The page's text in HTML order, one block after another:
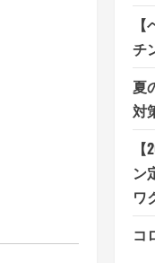
チ
夏
対
ン
ワ
コ